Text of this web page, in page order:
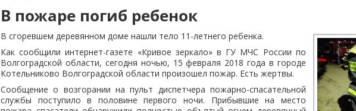
В пожаре погиб ребенок
В сгоревшем деревянном доме нашли тело 11-летнего ребенка.
Как сообщили интернет-газете «Кривое зеркало» в ГУ МЧС России по
Волгоградской области, сегодня ночью, 15 февраля 2018 года в городе
Котельниково Волгоградской области произошел пожар. Есть жертвы.
Сообщение о возгорании на пульт диспетчера пожарно-спасательной
службы поступило в половине первого ночи. Прибывшие на место